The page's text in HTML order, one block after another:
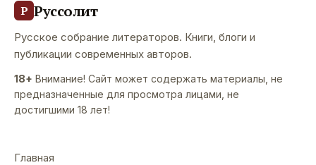
Р Руссолит
Русское собрание литераторов. Книги, блоги и
публикации современных авторов.
18+ Внимание! Сайт может содержать материалы, не
предназначенные для просмотра лицами, не
достигшими 18 лет!
Главная